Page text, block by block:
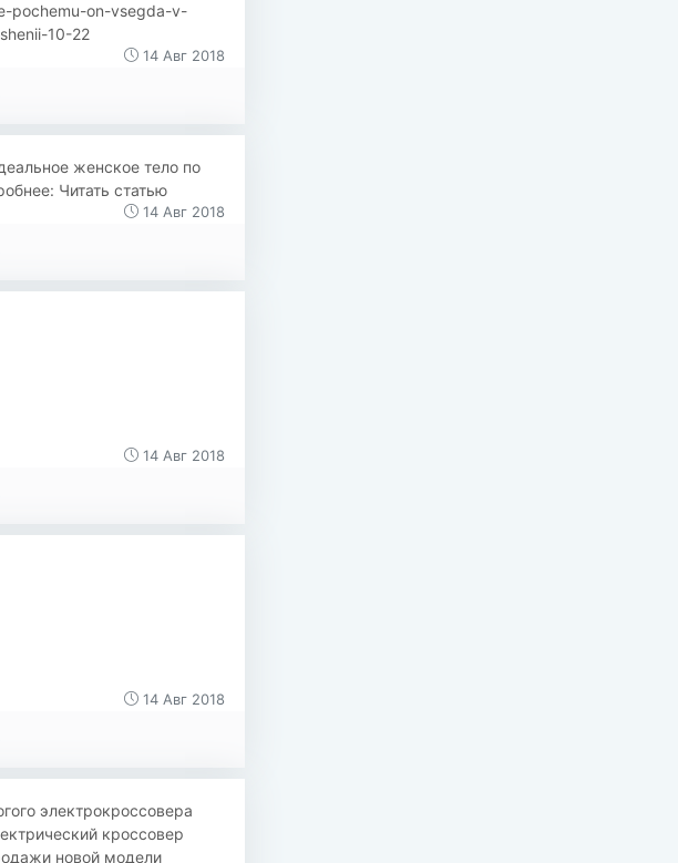
pochemu-on-vsegda-v-
10-22
14 Авг 2018
женское тело по
Читать статью
14 Авг 2018
14 Авг 2018
14 Авг 2018
электрокроссовера
кроссовер
новой модели